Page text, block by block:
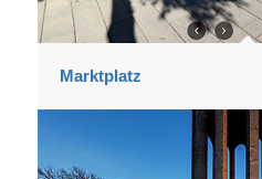
Marktplatz